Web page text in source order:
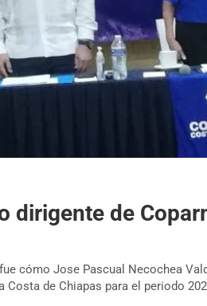
dirigente de
fue cómo Jose Pascual Necochea
Costa de Chiapas para el periodo